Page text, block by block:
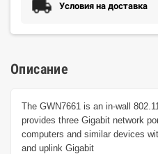
Условия на доставка
Описание
The GWN7661 is an in-wall
provides three Gigabit network
computers and similar devices
and uplink Gigabit